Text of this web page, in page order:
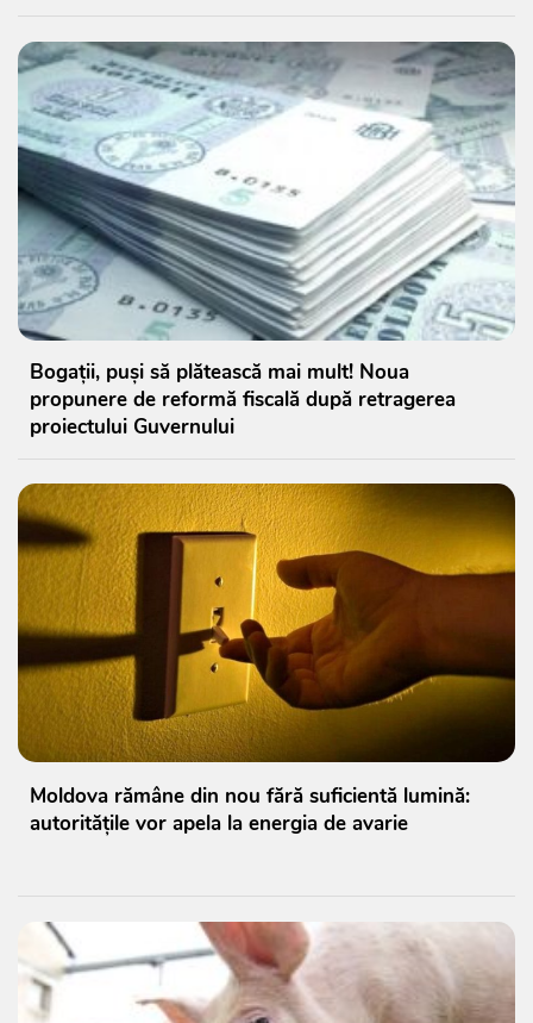
Bogații, puși să plătească mai mult! Noua
propunere de reformă fiscală după retragerea
proiectului Guvernului
Moldova rămâne din nou fără suficientă lumină:
autoritățile vor apela la energia de avarie